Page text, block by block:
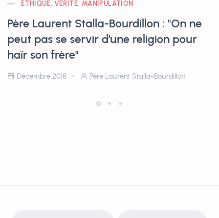
ÉTHIQUE, VÉRITÉ, MANIPULATION
Père Laurent Stalla-Bourdillon : "On ne
peut pas se servir d’une religion pour
haïr son frère"
Décembre 2018 Père Laurent Stalla-Bourdillon